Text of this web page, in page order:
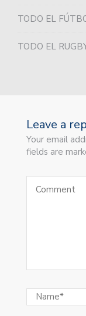
TODO EL
TODO EL
Leave a
Your email
fields are